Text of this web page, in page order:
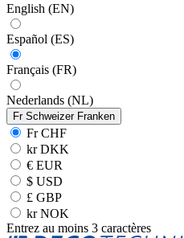
English (EN)
Español (ES)
Français (FR)
Nederlands (NL)
Fr Schweizer Franken
Fr CHF
kr DKK
€ EUR
$ USD
£ GBP
kr NOK
Entrez au moins 3 caractères